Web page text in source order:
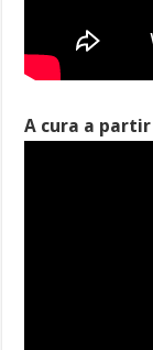
A cura a partir